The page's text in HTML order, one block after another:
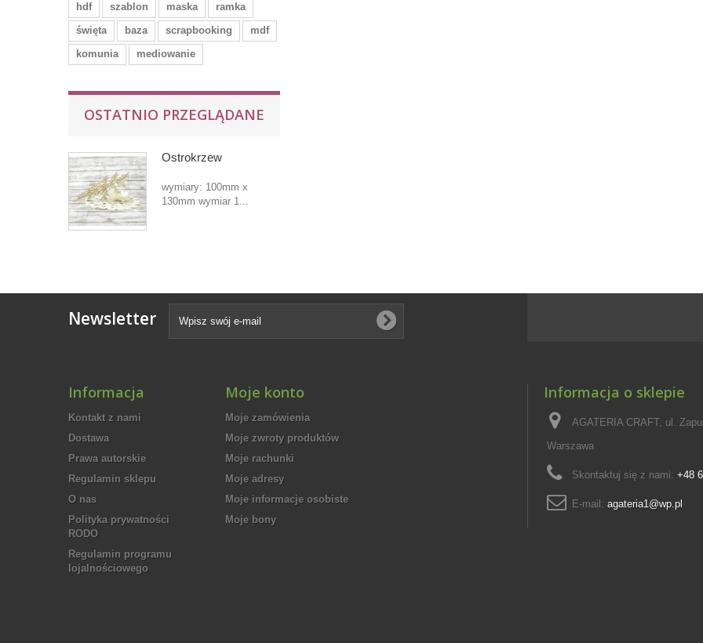
hdf szablon maska
ramka
święta
baza scrapbooking
mdf
komunia
mediowanie
OSTATNIO PRZEGLĄDANE
Ostrokrzew
wymiary: 100mm x
130mm wymiar 1...
Newsletter
Informacja
Kontakt z nami
Dostawa
Prawa autorskie
Regulamin sklepu
O nas
Polityka prywatności
RODO
Regulamin programu
lojalnościowego
Moje konto
Moje zamówienia
Moje zwroty produktów
Moje rachunki
Moje adresy
Moje informacje osobiste
Moje bony
Informacja o sklepie
AGATERIA CRAFT, ul.
Warszawa
Skontaktuj się z nami: +48
E-mail: agateria1@wp.pl